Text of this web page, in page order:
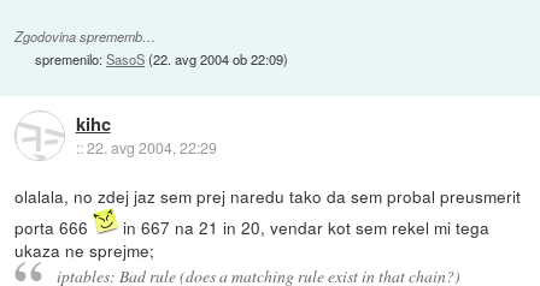
Zgodovina sprememb…
spremenilo:SasoS(22. avg 2004 ob 22:09)
kihc
::22. avg 2004, 22:29
olalala, no zdej jaz sem prej naredu tako da sem probal preusmerit
porta 666
in 667 na 21 in 20, vendar kot sem rekel mi tega
ukaza ne sprejme;
iptables: Bad rule (does a matching rule exist in that chain?)